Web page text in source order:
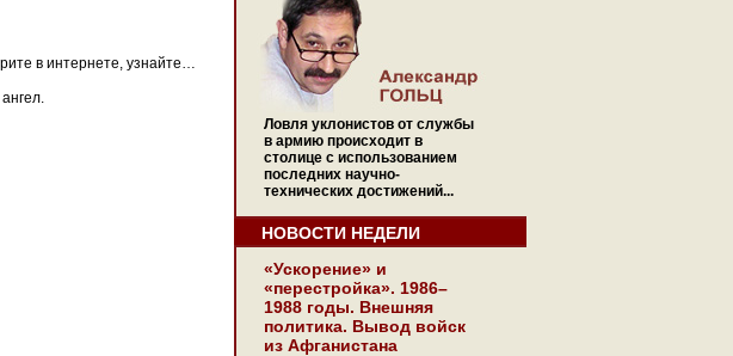
в интернете, узнайте…
Ловля уклонистов от службы
в армию происходит в
столице с использованием
последних научно-
технических достижений...
НОВОСТИ НЕДЕЛИ
«Ускорение» и
«перестройка». 1986–
1988 годы. Внешняя
политика. Вывод войск
из Афганистана